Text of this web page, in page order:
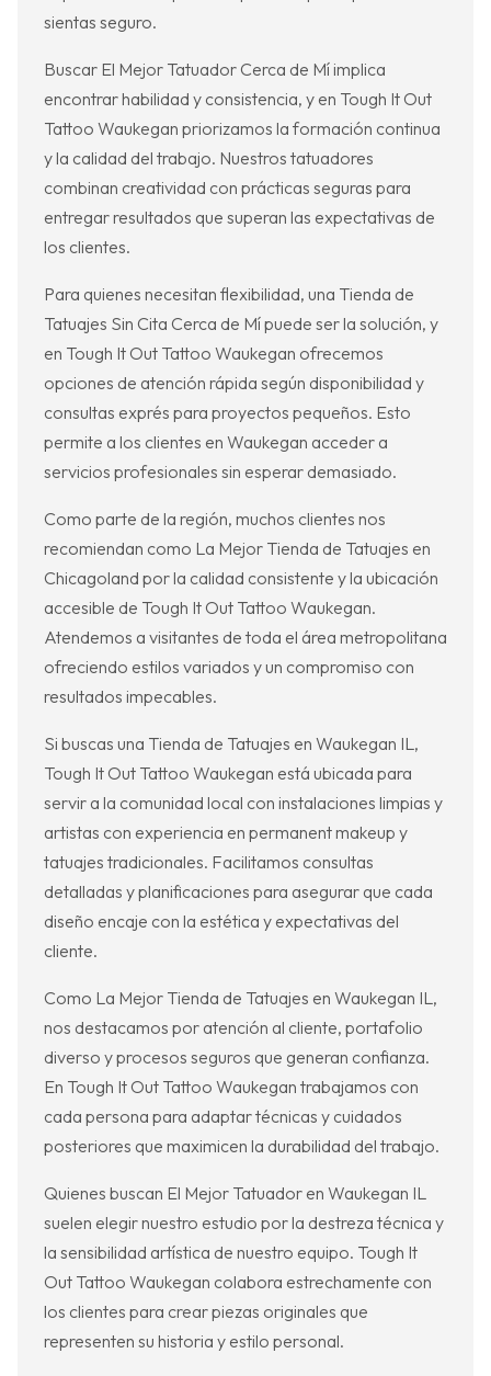
sientas seguro.
Buscar El Mejor Tatuador Cerca de Mí implica
encontrar habilidad y consistencia, y en Tough It Out
Tattoo Waukegan priorizamos la formación continua
y la calidad del trabajo. Nuestros tatuadores
combinan creatividad con prácticas seguras para
entregar resultados que superan las expectativas de
los clientes.
Para quienes necesitan flexibilidad, una Tienda de
Tatuajes Sin Cita Cerca de Mí puede ser la solución, y
en Tough It Out Tattoo Waukegan ofrecemos
opciones de atención rápida según disponibilidad y
consultas exprés para proyectos pequeños. Esto
permite a los clientes en Waukegan acceder a
servicios profesionales sin esperar demasiado.
Como parte de la región, muchos clientes nos
recomiendan como La Mejor Tienda de Tatuajes en
Chicagoland por la calidad consistente y la ubicación
accesible de Tough It Out Tattoo Waukegan.
Atendemos a visitantes de toda el área metropolitana
ofreciendo estilos variados y un compromiso con
resultados impecables.
Si buscas una Tienda de Tatuajes en Waukegan IL,
Tough It Out Tattoo Waukegan está ubicada para
servir a la comunidad local con instalaciones limpias y
artistas con experiencia en permanent makeup y
tatuajes tradicionales. Facilitamos consultas
detalladas y planificaciones para asegurar que cada
diseño encaje con la estética y expectativas del
cliente.
Como La Mejor Tienda de Tatuajes en Waukegan IL,
nos destacamos por atención al cliente, portafolio
diverso y procesos seguros que generan confianza.
En Tough It Out Tattoo Waukegan trabajamos con
cada persona para adaptar técnicas y cuidados
posteriores que maximicen la durabilidad del trabajo.
Quienes buscan El Mejor Tatuador en Waukegan IL
suelen elegir nuestro estudio por la destreza técnica y
la sensibilidad artística de nuestro equipo. Tough It
Out Tattoo Waukegan colabora estrechamente con
los clientes para crear piezas originales que
representen su historia y estilo personal.